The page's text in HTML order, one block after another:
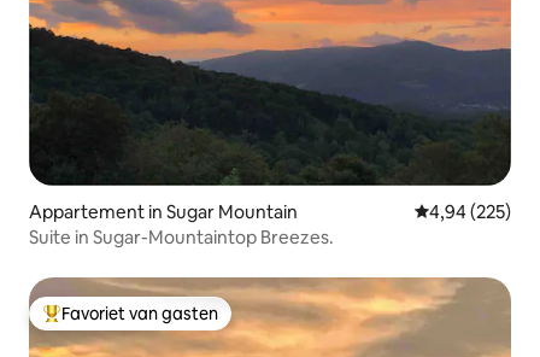
Appartement in Sugar Mountain Gemiddelde
4,94 (225)
Suite in Sugar-Mountaintop Breezes.
Topfavoriet van gasten
Favoriet van gasten